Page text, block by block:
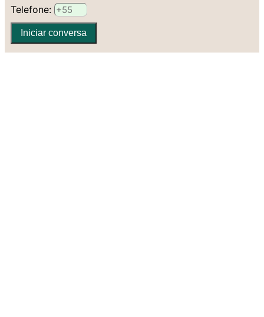
Telefone:
Iniciar conversa